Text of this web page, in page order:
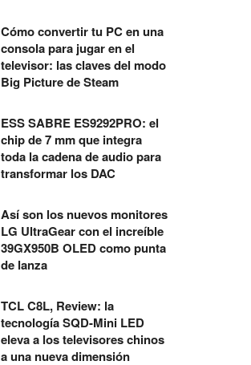
Cómo convertir tu PC en una
consola para jugar en el
televisor: las claves del modo
Big Picture de Steam
ESS SABRE ES9292PRO: el
chip de 7 mm que integra
toda la cadena de audio para
transformar los DAC
Así son los nuevos monitores
LG UltraGear con el increíble
39GX950B OLED como punta
de lanza
TCL C8L, Review: la
tecnología SQD-Mini LED
eleva a los televisores chinos
a una nueva dimensión